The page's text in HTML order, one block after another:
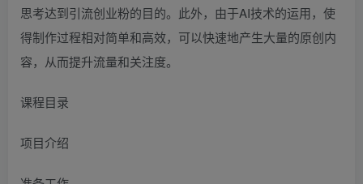
思考达到引流创业粉的目的。此外，由于AI技术的运用，使
得制作过程相对简单和高效，可以快速地产生大量的原创内
容，从而提升流量和关注度。
课程目录
项目介绍